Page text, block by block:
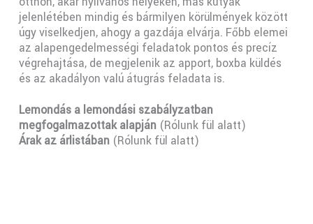
jelenlétében mindig és bármilyen körülmények között
úgy viselkedjen, ahogy a gazdája elvárja. Főbb elemei
az alapengedelmességi feladatok pontos és precíz
végrehajtása, de megjelenik az apport, boxba küldés
és az akadályon valú átugrás feladata is.
Lemondás a lemondási szabályzatban
megfogalmazottak alapján(Rólunk fül alatt)
Árak az árlistában(Rólunk fül alatt)